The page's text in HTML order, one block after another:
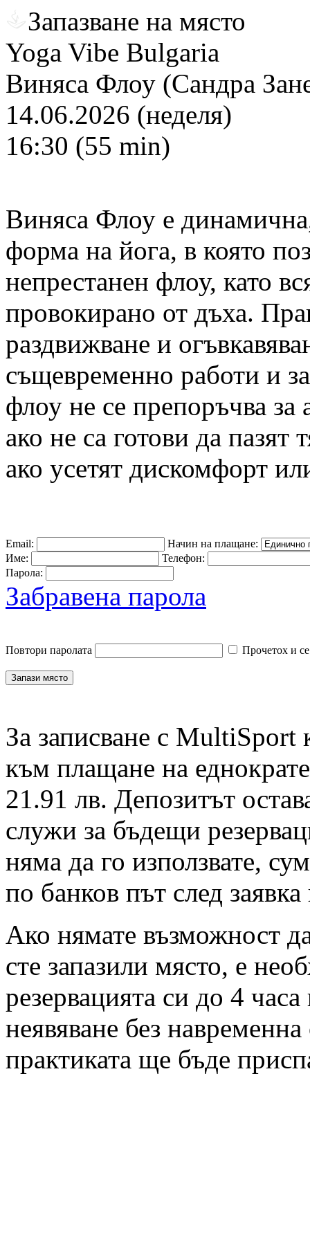
Запазване на място
Yoga Vibe Bulgaria
Виняса Флоу (Сандра
14.06.2026 (неделя)
16:30 (55 min)
Виняса Флоу е
форма на йога, в която
непрестанен флоу, като
провокирано от дъха.
раздвижване и
същевременно работи и
флоу не се препоръчва
ако не са готови да пазят
ако усетят дискомфорт
Email:
Начин на плащане:
Име:
Телефон:
Парола:
Забравена парола
Повтори паролата Прочетох и
За записване с MultiSport
към плащане на
21.91 лв. Депозитът
служи за бъдещи
няма да го използвате,
по банков път след
Ако нямате възможност
сте запазили място, е
резервацията си до 4
неявяване без
практиката ще бъде